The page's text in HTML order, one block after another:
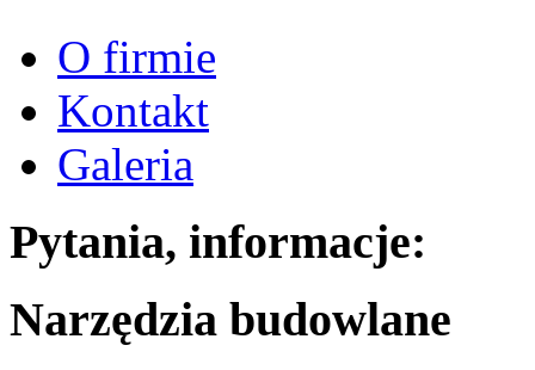
O firmie
Kontakt
Galeria
Pytania, informacje:
Narzędzia budowlane